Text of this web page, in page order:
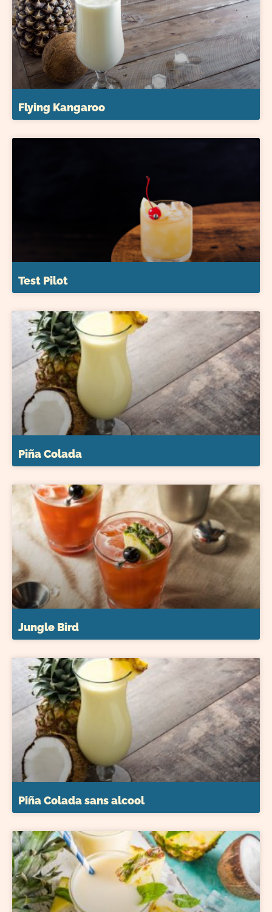
Flying Kangaroo
Test Pilot
Piña Colada
Jungle Bird
Piña Colada sans alcool